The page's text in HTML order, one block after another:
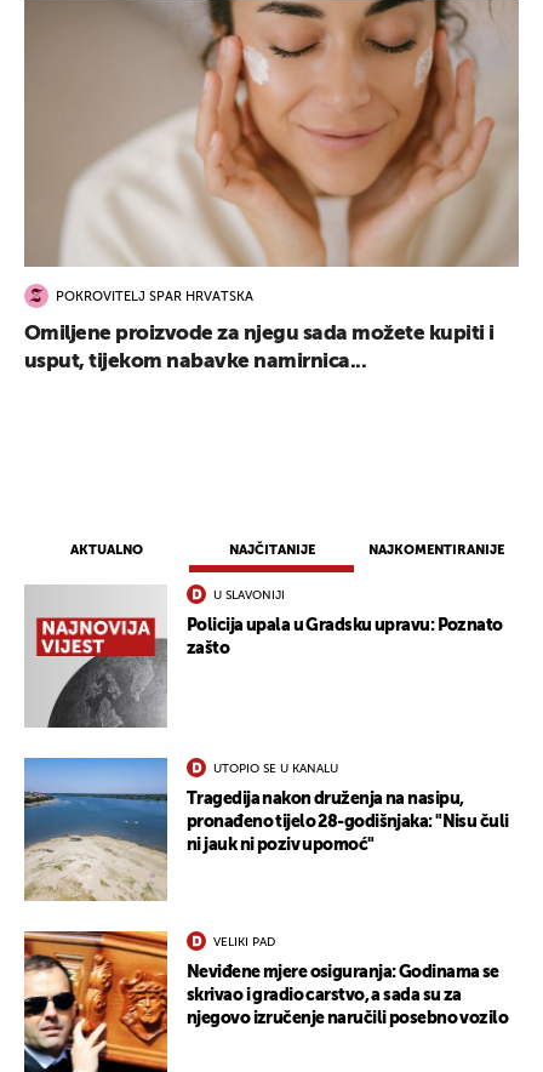
AKTUALNO NAJČITANIJE NAJKOMENTIRANIJE
U SLAVONIJI
Policija upala u Gradsku upravu: Poznato
zašto
UTOPIO SE U KANALU
Tragedija nakon druženja na nasipu,
pronađeno tijelo 28-godišnjaka: "Nisu čuli
ni jauk ni poziv upomoć"
VELIKI PAD
Neviđene mjere osiguranja: Godinama se
skrivao i gradio carstvo, a sada su za
njegovo izručenje naručili posebno vozilo
POKROVITELJ SPAR HRVATSKA
Omiljene proizvode za njegu sada možete kupiti i
usput, tijekom nabavke namirnica...